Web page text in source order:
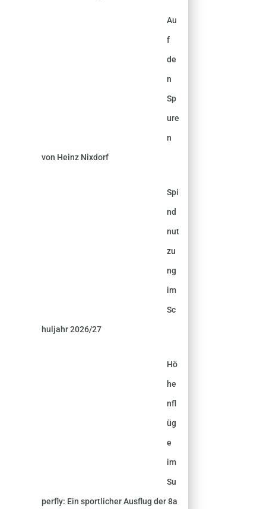
Au
f
de
n
Sp
ure
n
von Heinz Nixdorf
Spi
nd
nut
zu
ng
im
Sc
huljahr 2026/27
Hö
he
nfl
üg
e
im
Su
perfly: Ein sportlicher Ausflug der 8a